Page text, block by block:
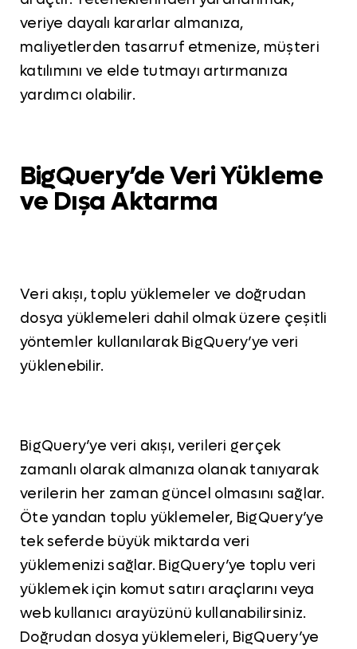
veriye dayalı kararlar almanıza,
maliyetlerden tasarruf etmenize, müşteri
katılımını ve elde tutmayı artırmanıza
yardımcı olabilir.
BigQuery’de Veri Yükleme
ve Dışa Aktarma
Veri akışı, toplu yüklemeler ve doğrudan
dosya yüklemeleri dahil olmak üzere çeşitli
yöntemler kullanılarak BigQuery’ye veri
yüklenebilir.
BigQuery’ye veri akışı, verileri gerçek
zamanlı olarak almanıza olanak tanıyarak
verilerin her zaman güncel olmasını sağlar.
Öte yandan toplu yüklemeler, BigQuery’ye
tek seferde büyük miktarda veri
yüklemenizi sağlar. BigQuery’ye toplu veri
yüklemek için komut satırı araçlarını veya
web kullanıcı arayüzünü kullanabilirsiniz.
Doğrudan dosya yüklemeleri, BigQuery’ye